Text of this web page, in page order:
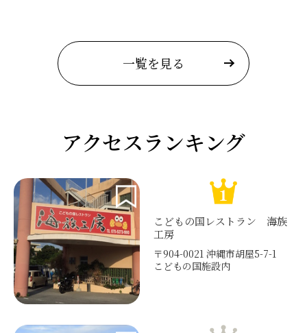
一覧を見る
アクセスランキング
こどもの国レストラン 海族
工房
〒904-0021 沖縄市胡屋5-7-1
こどもの国施設内